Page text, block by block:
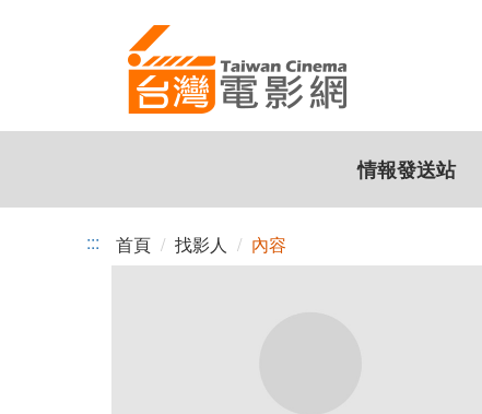
情報發送站
::: 首頁 找影人 內容